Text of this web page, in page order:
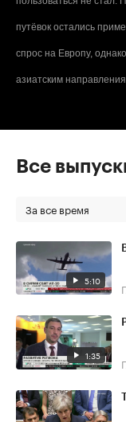
путёвок остались
спрос на Европу,
азиатским
Все
За все время
5:10
1:35